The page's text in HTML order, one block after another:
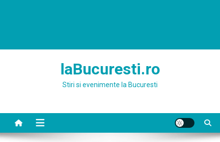
laBucuresti.ro
Stiri si evenimente la Bucuresti